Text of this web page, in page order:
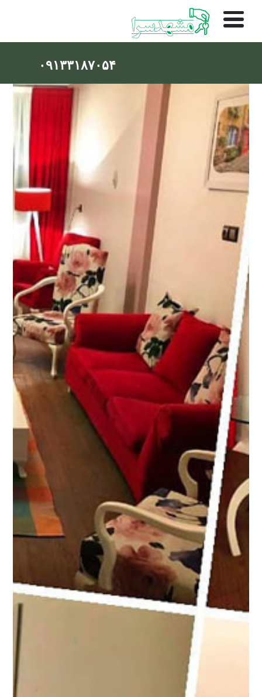
۰۹۱۳۳۱۸۷۰۵۴